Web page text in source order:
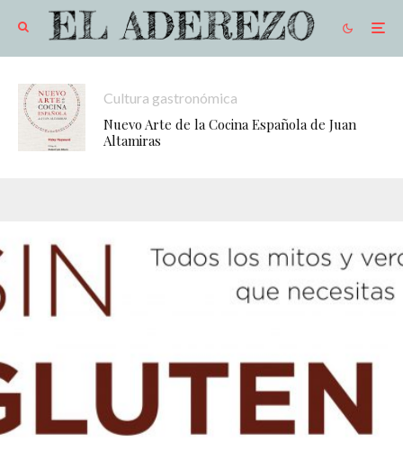
Cultura gastronómica
Nuevo Arte de la Cocina Española de Juan
Altamiras